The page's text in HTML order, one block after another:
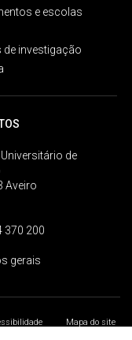
e escolas
de investigação
de
Aveiro
370 200
gerais
Mapa do site